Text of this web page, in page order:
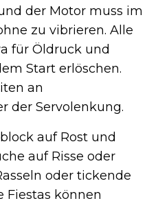
der Motor muss im
zu vibrieren. Alle
für Öldruck und
Start erlöschen.
an
der Servolenkung.
auf Rost und
auf Risse oder
oder tickende
Fiestas können